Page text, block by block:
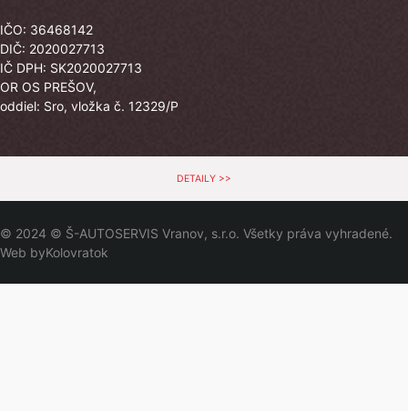
IČO: 36468142
DIČ: 2020027713
IČ DPH: SK2020027713
OR OS PREŠOV,
oddiel: Sro, vložka č. 12329/P
DETAILY >>
© 2024 © Š-AUTOSERVIS Vranov, s.r.o. Všetky práva vyhradené.
Web byKolovratok